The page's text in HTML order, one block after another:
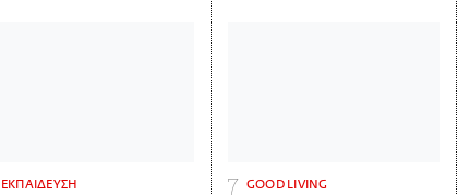
ΕΚΠΑΙΔΕΥΣΗ GOOD LIVING